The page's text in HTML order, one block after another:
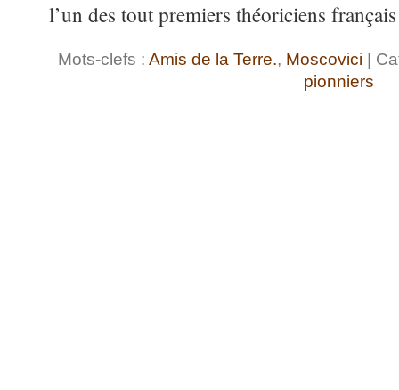
l’un des tout premiers théoriciens
Mots-clefs : Amis de la Terre., Moscovici |
pionniers